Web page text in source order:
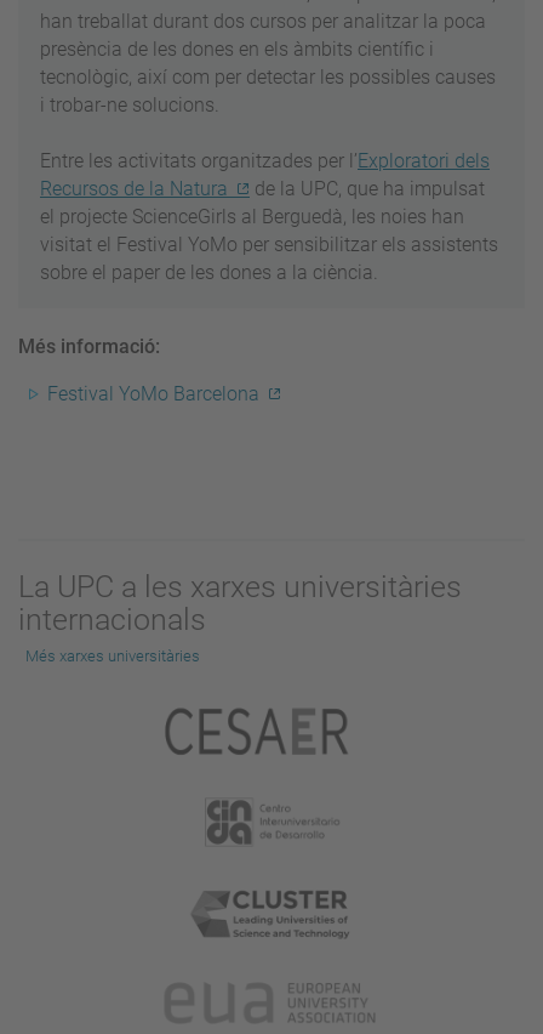
han treballat durant dos cursos per analitzar la poca
presència de les dones en els àmbits científic i
tecnològic, així com per detectar les possibles causes
i trobar-ne solucions.
Entre les activitats organitzades per l’Exploratori dels
Recursos de la Natura
de la UPC, que ha impulsat
el projecte ScienceGirls al Berguedà, les noies han
visitat el Festival YoMo per sensibilitzar els assistents
sobre el paper de les dones a la ciència.
Més informació:
Festival YoMo Barcelona
La UPC a les xarxes universitàries
internacionals
Més xarxes universitàries